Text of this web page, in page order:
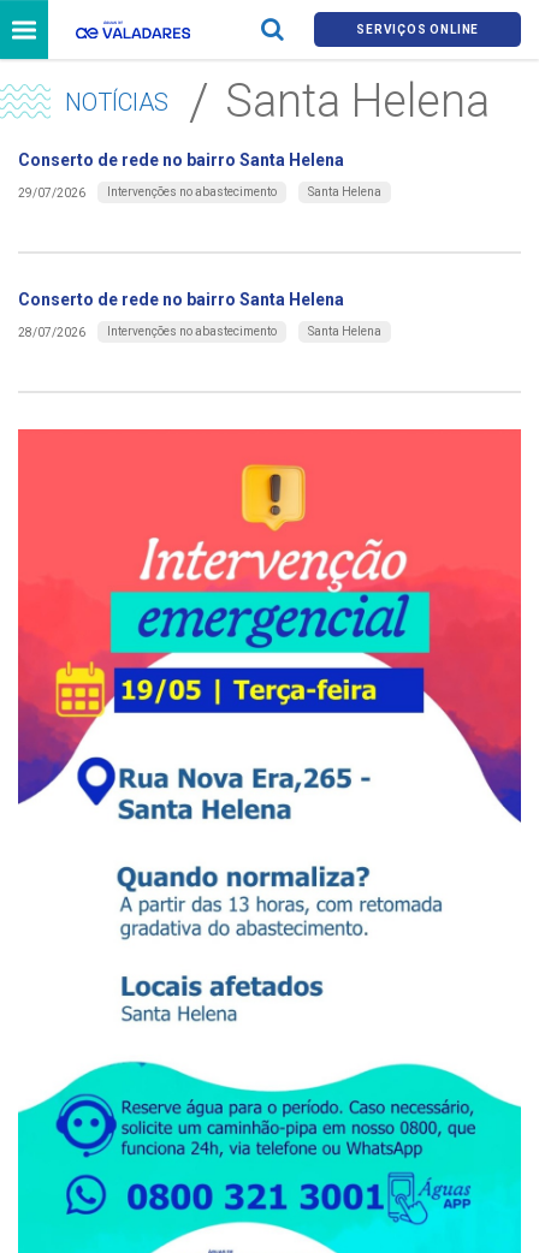
SERVIÇOS ONLINE
NOTÍCIAS Santa Helena
Conserto de rede no bairro Santa Helena
29/07/2026 Intervenções no abastecimento Santa Helena
Conserto de rede no bairro Santa Helena
28/07/2026 Intervenções no abastecimento Santa Helena